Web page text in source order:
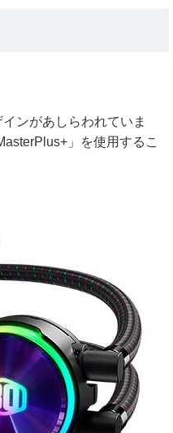
ンがあしらわれていま
」を使用するこ